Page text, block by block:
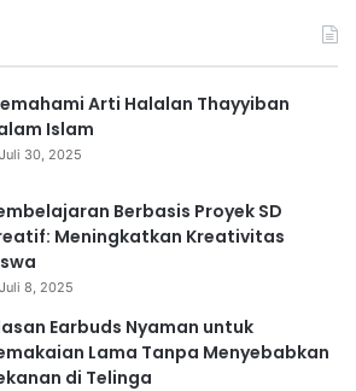
Arti Halalan Thayyiban
Islam
Juli 30, 2025
Berbasis Proyek SD
Meningkatkan Kreativitas
Juli 8, 2025
Earbuds Nyaman untuk
Lama Tanpa Menyebabkan
di Telinga